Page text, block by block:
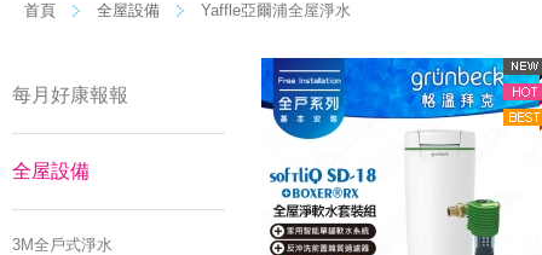
首頁 全屋設備 Yaffle亞爾浦全屋淨水
每月好康報報
全屋設備
3M全戶式淨水